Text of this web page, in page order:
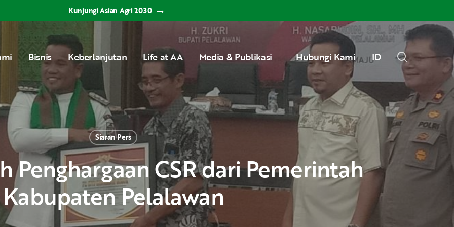
Kunjungi Asian Agri 2030
Bisnis Keberlanjutan Life at AA Media & Publikasi Hubungi Kami ID search
Siaran Pers
Kabupaten Pelalawan